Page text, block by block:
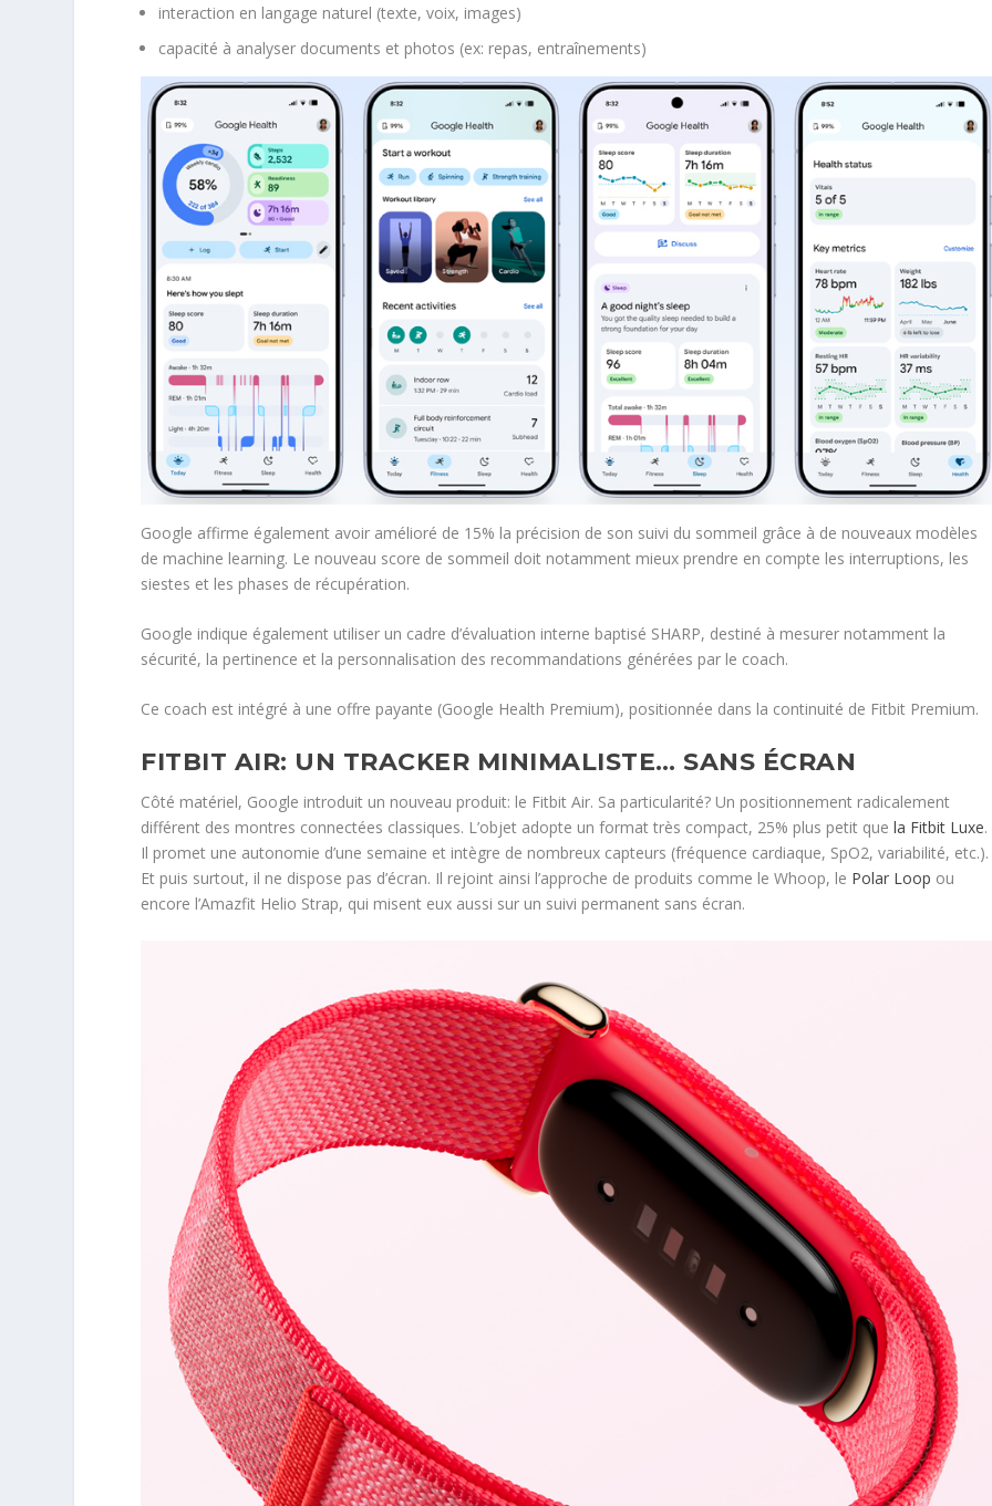
interaction en langage naturel (texte, voix, images)
capacité à analyser documents et photos (ex: repas, entraînements)
Google affirme également avoir amélioré de 15% la précision de son suivi du sommeil grâce à de nouveaux modèles
de machine learning. Le nouveau score de sommeil doit notamment mieux prendre en compte les interruptions, les
siestes et les phases de récupération.
Google indique également utiliser un cadre d’évaluation interne baptisé SHARP, destiné à mesurer notamment la
sécurité, la pertinence et la personnalisation des recommandations générées par le coach.
Ce coach est intégré à une offre payante (Google Health Premium), positionnée dans la continuité de Fitbit Premium.
FITBIT AIR: UN TRACKER MINIMALISTE… SANS ÉCRAN
Côté matériel, Google introduit un nouveau produit: le Fitbit Air. Sa particularité? Un positionnement radicalement
différent des montres connectées classiques. L’objet adopte un format très compact, 25% plus petit quela Fitbit Luxe.
Il promet une autonomie d’une semaine et intègre de nombreux capteurs (fréquence cardiaque, SpO2, variabilité, etc.).
Et puis surtout, il ne dispose pas d’écran. Il rejoint ainsi l’approche de produits comme le Whoop, le Polar Loop ou
encore l’Amazfit Helio Strap, qui misent eux aussi sur un suivi permanent sans écran.